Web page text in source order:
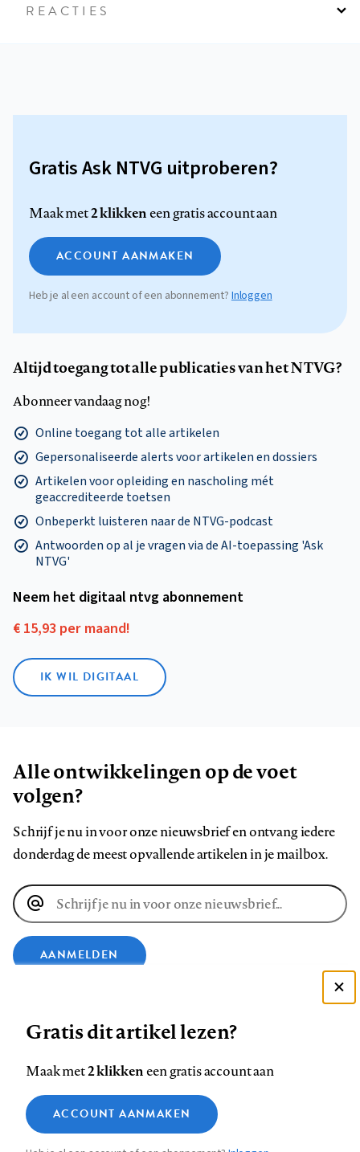
REACTIES
Gratis Ask NTVG uitproberen?
Maak met2 klikkeneen gratis account aan
ACCOUNT AANMAKEN
Heb je al een account of een abonnement?Inloggen
Altijd toegang tot alle publicaties van het NTVG?
Abonneer vandaag nog!
Online toegang tot alle artikelen
Gepersonaliseerde alerts voor artikelen en dossiers
Artikelen voor opleiding en nascholing mét
geaccrediteerde toetsen
Onbeperkt luisteren naar de NTVG-podcast
Antwoorden op al je vragen via de AI-toepassing 'Ask
NTVG'
Neem het digitaal ntvg abonnement
€ 15,93 per maand!
IK WIL DIGITAAL
Alle ontwikkelingen op de voet
volgen?
Schrijf je nu in voor onze nieuwsbrief en ontvang iedere
donderdag de meest opvallende artikelen in je mailbox.
E-
mailadres
AANMELDEN
op
Facebook
op
LinkedIn
op
Bluesky
ons
op
InstagramYouTube
Footer
Contact Colofon Disclaimer Privacy
Medische vragen verdienen
betrouwbare antwoorden
Zie onze cookie policy
Analytische cookies
Gratis dit artikel lezen?
Maak met2 klikkeneen gratis account aan
ACCOUNT AANMAKEN